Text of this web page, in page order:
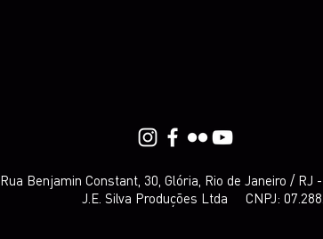
Rua Benjamin Constant, 30, Glória, Rio de Janeiro /
J.E. Silva Produções Ltda CNPJ: